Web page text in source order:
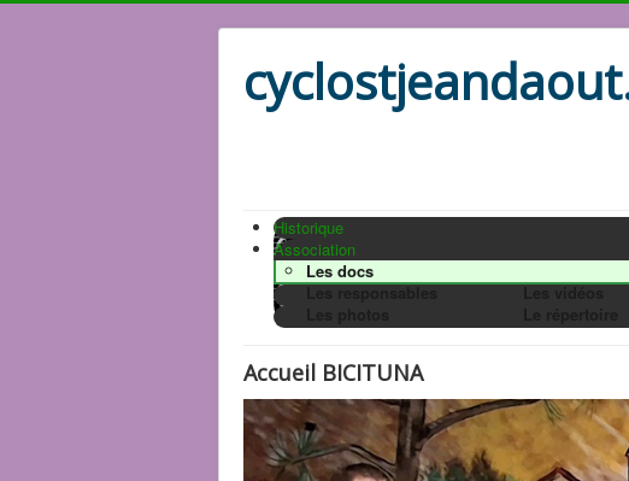
Historique
Association
Les docs
Les responsables
Les vidéos
Accueil BICITUNA